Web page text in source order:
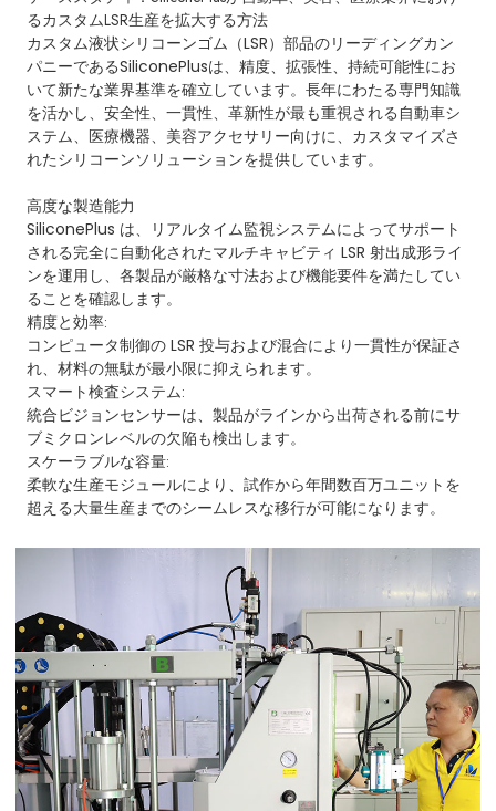
るカスタムLSR生産を拡大する方法
カスタム液状シリコーンゴム（LSR）部品のリーディングカン
パニーであるSiliconePlusは、精度、拡張性、持続可能性にお
いて新たな業界基準を確立しています。長年にわたる専門知識
を活かし、安全性、一貫性、革新性が最も重視される自動車シ
ステム、医療機器、美容アクセサリー向けに、カスタマイズさ
れたシリコーンソリューションを提供しています。
高度な製造能力
SiliconePlus は、リアルタイム監視システムによってサポート
される完全に自動化されたマルチキャビティ LSR 射出成形ライ
ンを運用し、各製品が厳格な寸法および機能要件を満たしてい
ることを確認します。
精度と効率:
コンピュータ制御の LSR 投与および混合により一貫性が保証さ
れ、材料の無駄が最小限に抑えられます。
スマート検査システム:
統合ビジョンセンサーは、製品がラインから出荷される前にサ
ブミクロンレベルの欠陥も検出します。
スケーラブルな容量:
柔軟な生産モジュールにより、試作から年間数百万ユニットを
超える大量生産までのシームレスな移行が可能になります。